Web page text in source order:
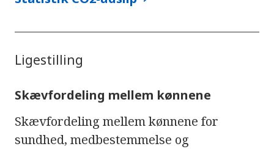
Ligestilling
Skævfordeling mellem kønnene
Skævfordeling mellem kønnene for
sundhed, medbestemmelse og